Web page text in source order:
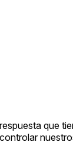
que